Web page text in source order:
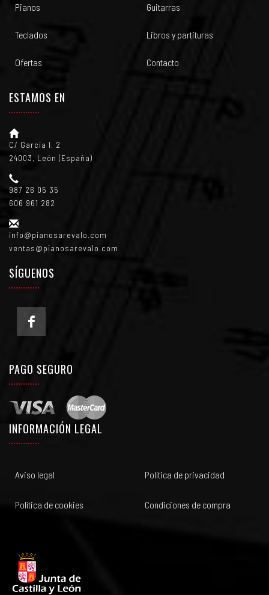
Pianos Guitarras
Teclados Libros y partituras
Ofertas Contacto
ESTAMOS EN
C/ García I, 2
24003, León (España)
987 26 05 35
606 961 282
info@pianosarevalo.com
ventas@pianosarevalo.com
SÍGUENOS
PAGO SEGURO
INFORMACIÓN LEGAL
Aviso legal Política de privacidad
Política de cookies Condiciones de compra